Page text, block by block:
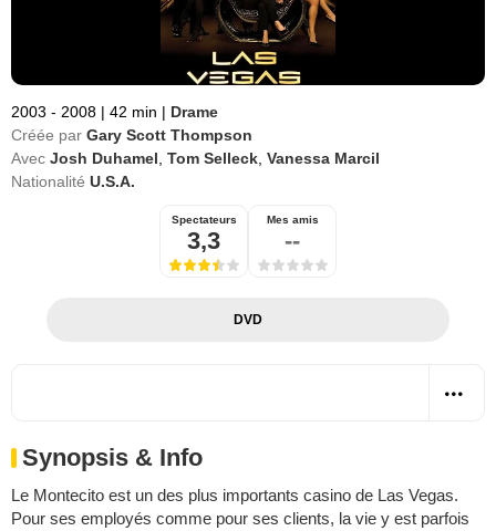
2003 - 2008 | 42 min | Drame
Créée par Gary Scott Thompson
Avec Josh Duhamel Tom Selleck Vanessa Marcil
Nationalité U.S.A.
Spectateurs
3,3
Mes amis
--
DVD
Synopsis & Info
Le Montecito est un des plus importants casino de Las Vegas.
Pour ses employés comme pour ses clients, la vie y est parfois